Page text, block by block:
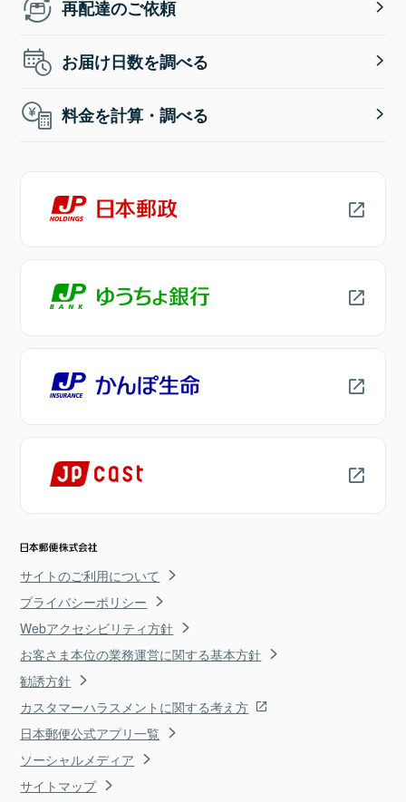
再配達のご依頼
お届け日数を調べる
料金を計算・調べる
サイトのご利用について
プライバシーポリシー
Webアクセシビリティ方針
お客さま本位の業務運営に関する基本方針
勧誘方針
カスタマーハラスメントに関する考え方
日本郵便公式アプリ一覧
ソーシャルメディア
サイトマップ